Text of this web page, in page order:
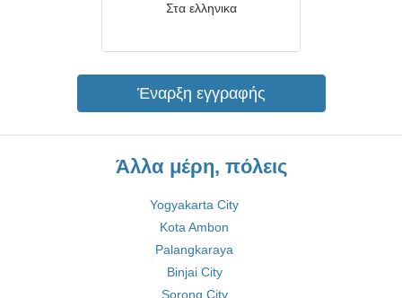
Στα ελληνικα
Έναρξη εγγραφής
Άλλα μέρη, πόλεις
Yogyakarta City
Kota Ambon
Palangkaraya
Binjai City
Sorong City